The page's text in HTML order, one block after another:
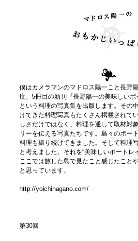
僕はカメラマンのマドロス陽一こと長野
度、5冊目の新刊『長野陽一の美味しい
という料理の写真集を出版します。その
けてきた料理写真もたくさん掲載されて
しさだけではなく、料理を通して取材対
リーを伝える写真たちです。島々のポー
料理も撮り続けてきました。そして料理
と考えました。それを“美味しいポートレ
ここでは旅した島で見たこと感じたこと
と思っています。
http://yoichinagano.com/
第30回